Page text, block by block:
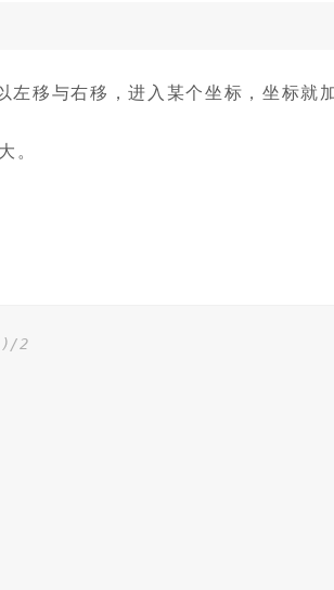
移与右移，进入某个坐标，坐标就
。
2